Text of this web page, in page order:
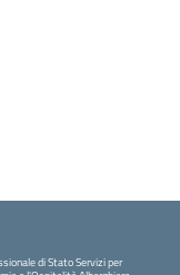
di Stato Servizi per